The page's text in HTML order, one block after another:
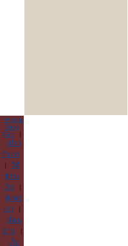
Winnie
Baby
Gift |
เกี่ยว
กับเรา
| วิธี
ชำระ
เงิน |
ติดต่อ
เรา |
เพื่อน
บ้าน |
เว็บ